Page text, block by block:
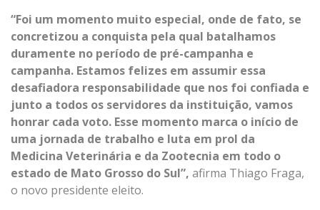
“Foi um momento muito especial, onde de fato, se
concretizou a conquista pela qual batalhamos
duramente no período de pré-campanha e
campanha. Estamos felizes em assumir essa
desafiadora responsabilidade que nos foi confiada e
junto a todos os servidores da instituição, vamos
honrar cada voto. Esse momento marca o início de
uma jornada de trabalho e luta em prol da
Medicina Veterinária e da Zootecnia em todo o
estado de Mato Grosso do Sul”, afirma Thiago Fraga,
o novo presidente eleito.